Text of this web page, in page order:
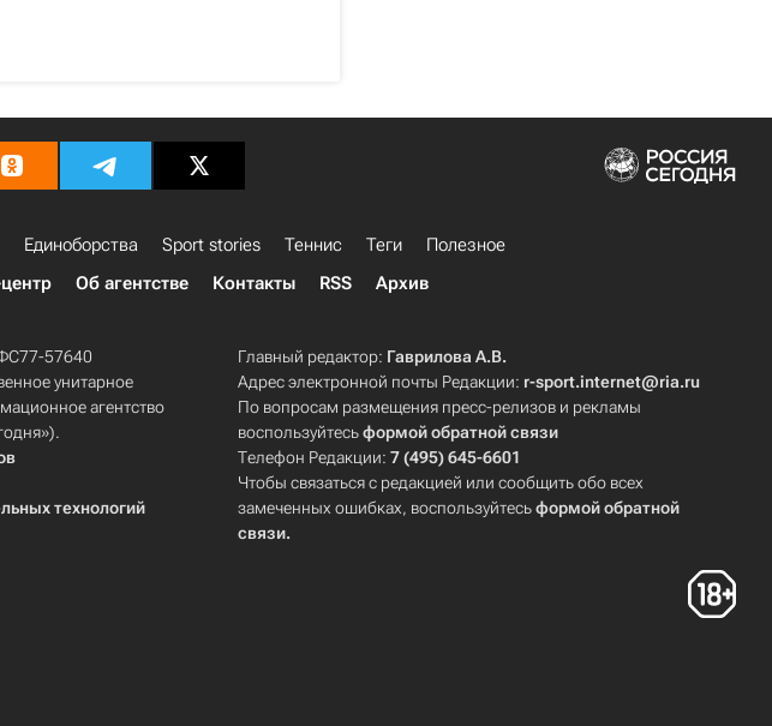
Единоборства Sport stories Теннис Теги
Полезное
Об агентстве Контакты RSS Архив
57640
унитарное
агентство
технологий
Главный редактор: Гаврилова А.В.
Адрес электронной почты Редакции: r-sport.internet@ria.ru
По вопросам размещения пресс-релизов и рекламы
воспользуйтесьформой обратной связи
Телефон Редакции:7 (495) 645-6601
Чтобы связаться с редакцией или сообщить обо всех
замеченных ошибках, воспользуйтесьформой обратной
связи.